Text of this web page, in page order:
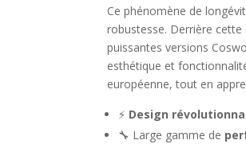
Ce phénomène de
robustesse. Derrière
puissantes versions
esthétique et
européenne, tout en
⚡ Design
🔧 Large gamme de